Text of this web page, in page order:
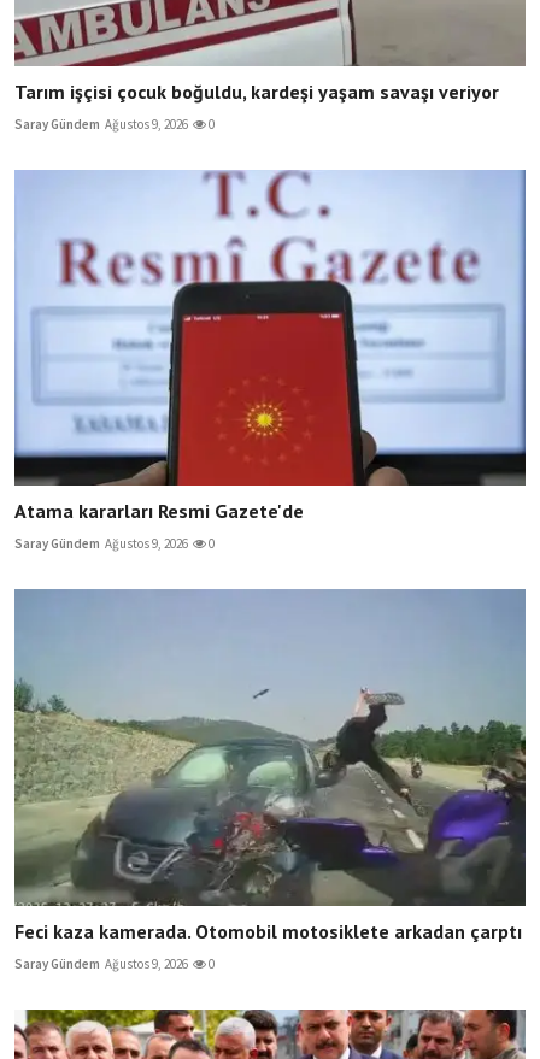
Tarım işçisi çocuk boğuldu, kardeşi yaşam savaşı veriyor
Saray Gündem Ağustos 9, 2026 0
Atama kararları Resmi Gazete'de
Saray Gündem Ağustos 9, 2026 0
Feci kaza kamerada. Otomobil motosiklete arkadan çarptı
Saray Gündem Ağustos 9, 2026 0